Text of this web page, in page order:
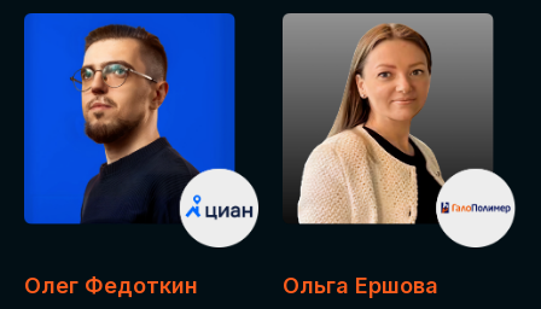
Олег Федоткин Ольга Ершова